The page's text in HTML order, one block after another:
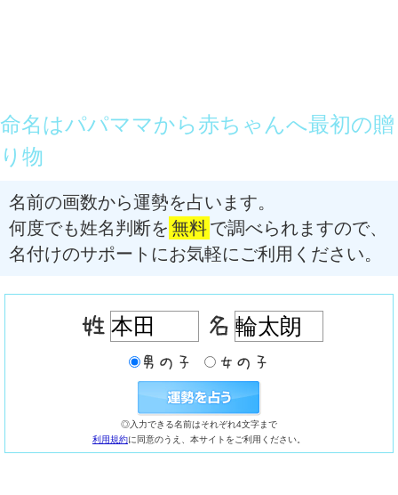
命名はパパママから赤ちゃんへ最初の贈
り物
名前の画数から運勢を占います。
何度でも姓名判断を 無料で調べられますので、
名付けのサポートにお気軽にご利用ください。
◎入力できる名前はそれぞれ4文字まで
利用規約に同意のうえ、本サイトをご利用ください。